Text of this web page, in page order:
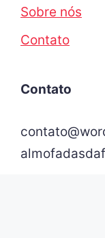
Sobre nós
Contato
Contato